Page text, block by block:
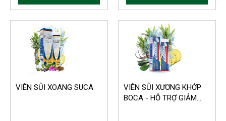
VIÊN SỦI XOANG SUCA
VIÊN SỦI XƯƠNG KHỚP
BOCA - HỖ TRỢ GIẢM...